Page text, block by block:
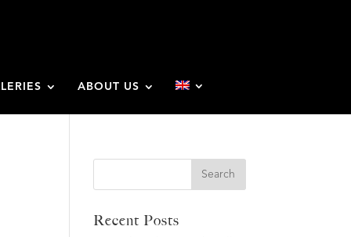
ABOUT US
Search
Recent Posts